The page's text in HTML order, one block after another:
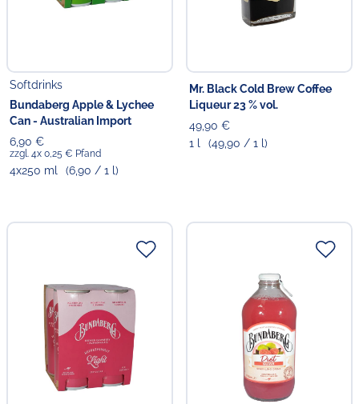
Softdrinks
Bundaberg Apple & Lychee
Can - Australian Import
6,90 €
zzgl. 4x 0,25 € Pfand
4x250 ml (6,90 / 1 l)
Mr. Black Cold Brew Coffee
Liqueur 23 % vol.
49,90 €
1 l
(49,90 / 1 l)